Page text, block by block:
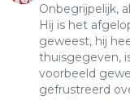
Onbegrijpelijk,
Hij is het
geweest, hij
thuisgegeven,
voorbeeld
gefrustreerd